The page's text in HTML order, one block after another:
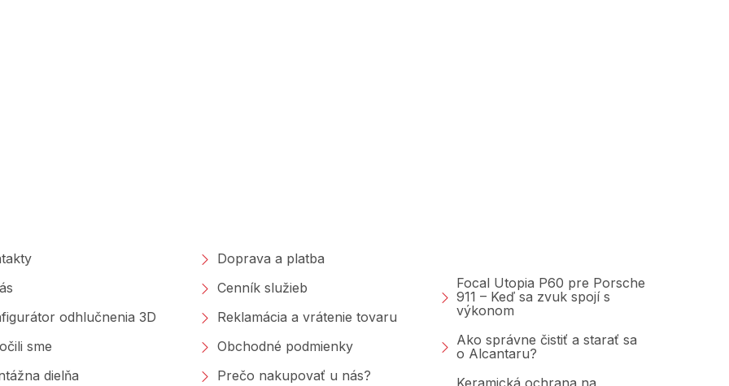
odhlučnenia 3D
sme
dielňa
Doprava a platba
Cenník služieb
Reklamácia a vrátenie tovaru
Obchodné podmienky
Prečo nakupovať u nás?
Focal Utopia P60 pre Porsche
911 – Keď sa zvuk spojí s
výkonom
Ako správne čistiť a starať sa
o Alcantaru?
Keramická ochrana na